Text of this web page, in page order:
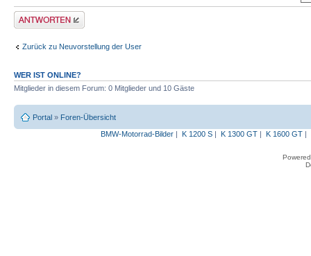
Antwort erstellen
Zurück zu Neuvorstellung der User
WER IST ONLINE?
Mitglieder in diesem Forum: 0 Mitglieder und 10 Gäste
Portal » Foren-Übersicht
BMW-Motorrad-Bilder| K 1200 S| K 1300 GT| K 1600 GT|